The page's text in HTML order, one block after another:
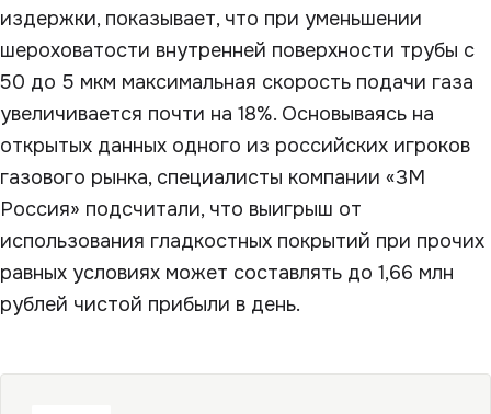
издержки, показывает, что при уменьшении
шероховатости внутренней поверхности трубы с
50 до 5 мкм максимальная скорость подачи газа
увеличивается почти на 18%. Основываясь на
открытых данных одного из российских игроков
газового рынка, специалисты компании «3М
Россия» подсчитали, что выигрыш от
использования гладкостных покрытий при прочих
равных условиях может составлять до 1,66 млн
рублей чистой прибыли в день.